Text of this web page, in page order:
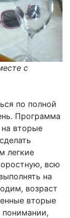
с
по полной
Программа
вторые
легкие
всю
на
возраст
вторые